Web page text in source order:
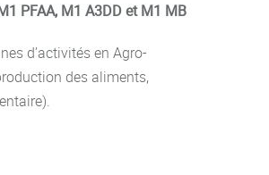
PFAA, M1 A3DD et M1 MB
d’activités en Agro-
des aliments,